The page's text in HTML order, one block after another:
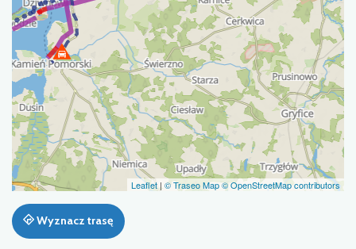
Leaflet | © Traseo Map© OpenStreetMap contributors
Wyznacz trasę